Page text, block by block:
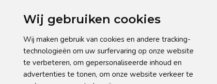
Wij gebruiken cookies
Wij maken gebruik van cookies en andere tracking-
technologieën om uw surfervaring op onze website
te verbeteren, om gepersonaliseerde inhoud en
advertenties te tonen, om onze website verkeer te
Privacy verklaring
Cookie statement